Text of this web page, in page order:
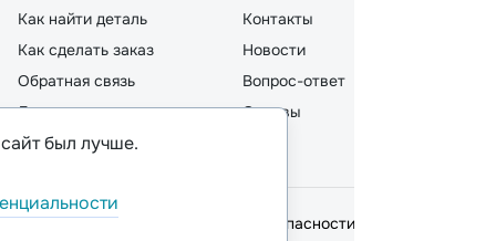
Как найти деталь
Как сделать заказ
Обратная связь
Доставка
Оплата
Контакты
Новости
Вопрос-ответ
Отзывы
© 2026,ООО "ППР"
Политика безопасности
был лучше.